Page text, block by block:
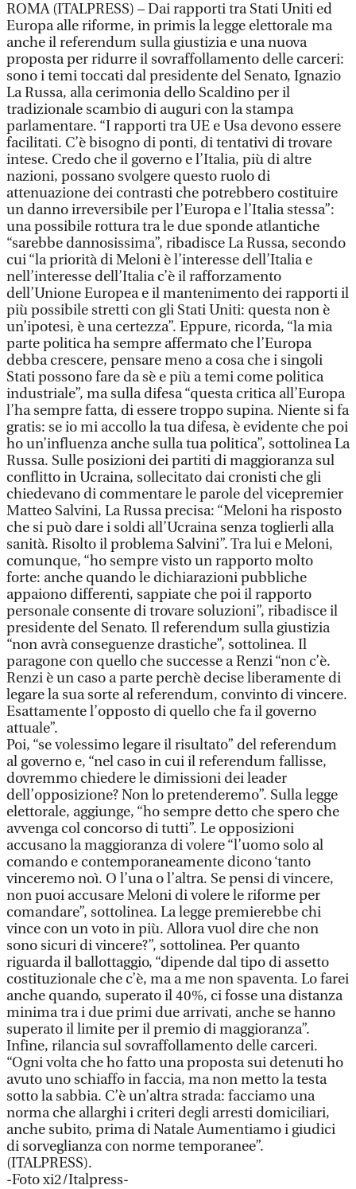
ROMA (ITALPRESS) – Dai rapporti tra Stati Uniti ed
Europa alle riforme, in primis la legge elettorale ma
anche il referendum sulla giustizia e una nuova
proposta per ridurre il sovraffollamento delle carceri:
sono i temi toccati dal presidente del Senato, Ignazio
La Russa, alla cerimonia dello Scaldino per il
tradizionale scambio di auguri con la stampa
parlamentare. “I rapporti tra UE e Usa devono essere
facilitati. C’è bisogno di ponti, di tentativi di trovare
intese. Credo che il governo e l’Italia, più di altre
nazioni, possano svolgere questo ruolo di
attenuazione dei contrasti che potrebbero costituire
un danno irreversibile per l’Europa e l’Italia stessa”:
una possibile rottura tra le due sponde atlantiche
“sarebbe dannosissima”, ribadisce La Russa, secondo
cui “la priorità di Meloni è l’interesse dell’Italia e
nell’interesse dell’Italia c’è il rafforzamento
dell’Unione Europea e il mantenimento dei rapporti il
più possibile stretti con gli Stati Uniti: questa non è
un’ipotesi, è una certezza”. Eppure, ricorda, “la mia
parte politica ha sempre affermato che l’Europa
debba crescere, pensare meno a cosa che i singoli
Stati possono fare da sè e più a temi come politica
industriale”, ma sulla difesa “questa critica all’Europa
l’ha sempre fatta, di essere troppo supina. Niente si fa
gratis: se io mi accollo la tua difesa, è evidente che poi
ho un’influenza anche sulla tua politica”, sottolinea La
Russa. Sulle posizioni dei partiti di maggioranza sul
conflitto in Ucraina, sollecitato dai cronisti che gli
chiedevano di commentare le parole del vicepremier
Matteo Salvini, La Russa precisa: “Meloni ha risposto
che si può dare i soldi all’Ucraina senza toglierli alla
sanità. Risolto il problema Salvini”. Tra lui e Meloni,
comunque, “ho sempre visto un rapporto molto
forte: anche quando le dichiarazioni pubbliche
appaiono differenti, sappiate che poi il rapporto
personale consente di trovare soluzioni”, ribadisce il
presidente del Senato. Il referendum sulla giustizia
“non avrà conseguenze drastiche”, sottolinea. Il
paragone con quello che successe a Renzi “non c’è.
Renzi è un caso a parte perchè decise liberamente di
legare la sua sorte al referendum, convinto di vincere.
Esattamente l’opposto di quello che fa il governo
attuale”.
Poi, “se volessimo legare il risultato” del referendum
al governo e, “nel caso in cui il referendum fallisse,
dovremmo chiedere le dimissioni dei leader
dell’opposizione? Non lo pretenderemo”. Sulla legge
elettorale, aggiunge, “ho sempre detto che spero che
avvenga col concorso di tutti”. Le opposizioni
accusano la maggioranza di volere “l’uomo solo al
comando e contemporaneamente dicono ‘tanto
vinceremo noì. O l’una o l’altra. Se pensi di vincere,
non puoi accusare Meloni di volere le riforme per
comandare”, sottolinea. La legge premierebbe chi
vince con un voto in più. Allora vuol dire che non
sono sicuri di vincere?”, sottolinea. Per quanto
riguarda il ballottaggio, “dipende dal tipo di assetto
costituzionale che c’è, ma a me non spaventa. Lo farei
anche quando, superato il 40%, ci fosse una distanza
minima tra i due primi due arrivati, anche se hanno
superato il limite per il premio di maggioranza”.
Infine, rilancia sul sovraffollamento delle carceri.
“Ogni volta che ho fatto una proposta sui detenuti ho
avuto uno schiaffo in faccia, ma non metto la testa
sotto la sabbia. C’è un’altra strada: facciamo una
norma che allarghi i criteri degli arresti domiciliari,
anche subito, prima di Natale Aumentiamo i giudici
di sorveglianza con norme temporanee”.
(ITALPRESS).
-Foto xi2/Italpress-